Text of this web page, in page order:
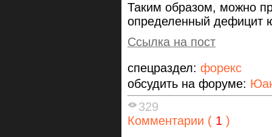
Таким образом, можно
определенный дефицит
Ссылка на пост
спецраздел: форекс
обсудить на форуме:
329
Комментарии ( 1 )